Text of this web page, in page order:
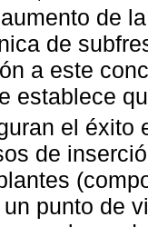
de
de
a este
establece
el éxito
de
punto de